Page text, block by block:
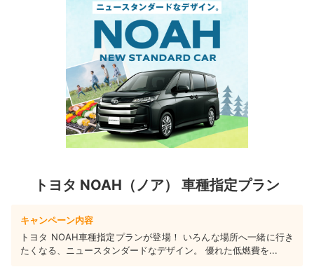
トヨタ NOAH（ノア） 車種指定プラン
キャンペーン内容
トヨタ NOAH車種指定プランが登場！ いろんな場所へ一緒に行き
たくなる、ニュースタンダードなデザイン。 優れた低燃費を...